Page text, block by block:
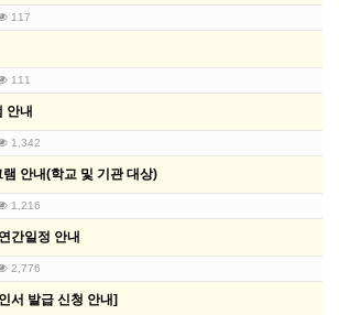
117
111
안내
1,342
안내(학교 및 기관 대상)
1,216
간일정 안내
2,776
서 발급 신청 안내]